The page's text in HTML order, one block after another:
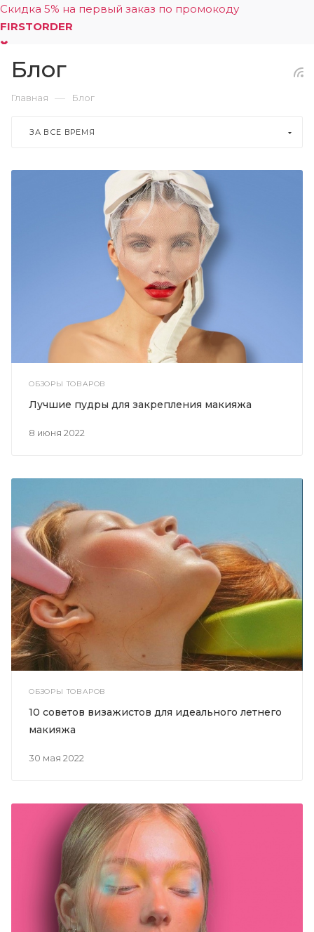
Скидка 5% на первый заказ по промокоду
FIRSTORDER
0
Блог
Главная — Блог
ЗА ВСЕ ВРЕМЯ
ОБЗОРЫ ТОВАРОВ
8 июня 2022
Лучшие пудры для закрепления макияжа
ОБЗОРЫ ТОВАРОВ
30 мая 2022
10 советов визажистов для идеального летнего
макияжа